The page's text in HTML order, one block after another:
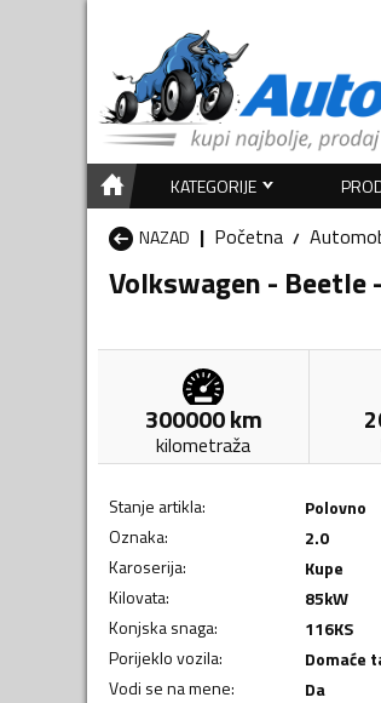
KATEGORIJE
NAZAD
Početna
Volkswagen - Beetle
300000km
kilometraža
Stanje artikla:
Polovno
Oznaka:
2.0
Karoserija:
Kupe
Kilovata: 85kW
Konjska snaga: 116KS
Porijeklo vozila:
Domaće
Vodi se na mene:
Da